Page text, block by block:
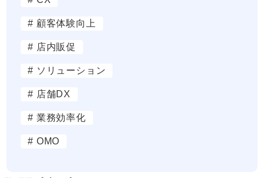
# 顧客体験向上
# 店内販促
# ソリューション
# 店舗DX
# 業務効率化
# OMO